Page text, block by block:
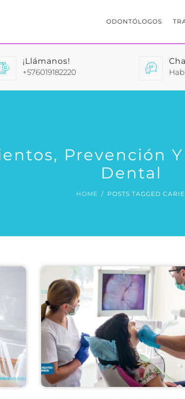
ODONTÓLOGOS
¡Llámanos!
+576019182220
Prevención
Dental
HOME POSTS TAGGED